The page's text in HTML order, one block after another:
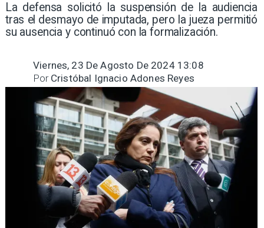
​La defensa solicitó la suspensión de la audiencia
tras el desmayo de imputada, pero la jueza permitió
su ausencia y continuó con la formalización.
Viernes, 23 De Agosto De 2024 13:08
Cristóbal Ignacio Adones Reyes
Por